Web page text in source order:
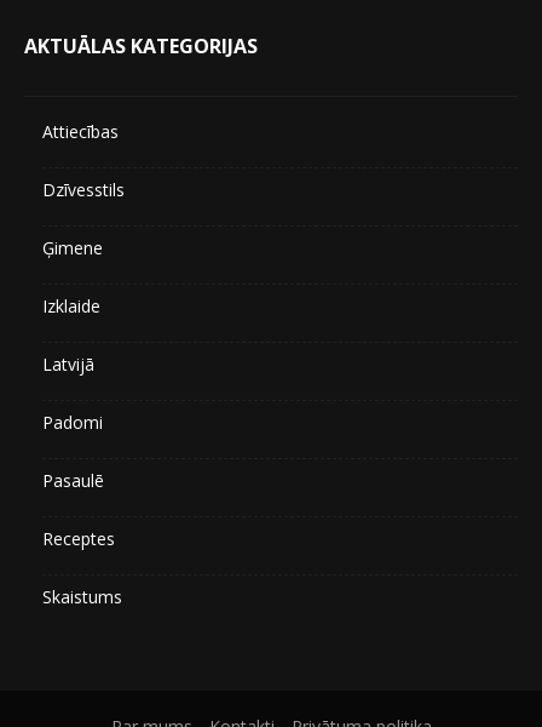
AKTUĀLAS KATEGORIJAS
Attiecības
Dzīvesstils
Ģimene
Izklaide
Latvijā
Padomi
Pasaulē
Receptes
Skaistums